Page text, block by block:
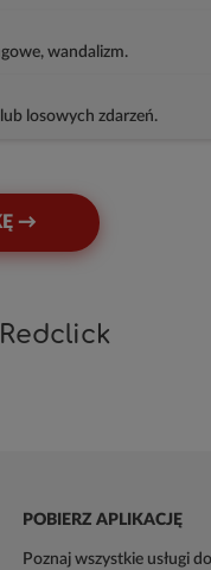
wandalizm.
losowych zdarzeń.
→
POBIERZ APLIKACJĘ
Poznaj wszystkie usługi